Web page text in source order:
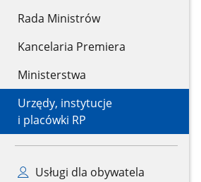
Rada Ministrów
Kancelaria Premiera
Ministerstwa
Urzędy, instytucje
i placówki RP
Usługi dla obywatela